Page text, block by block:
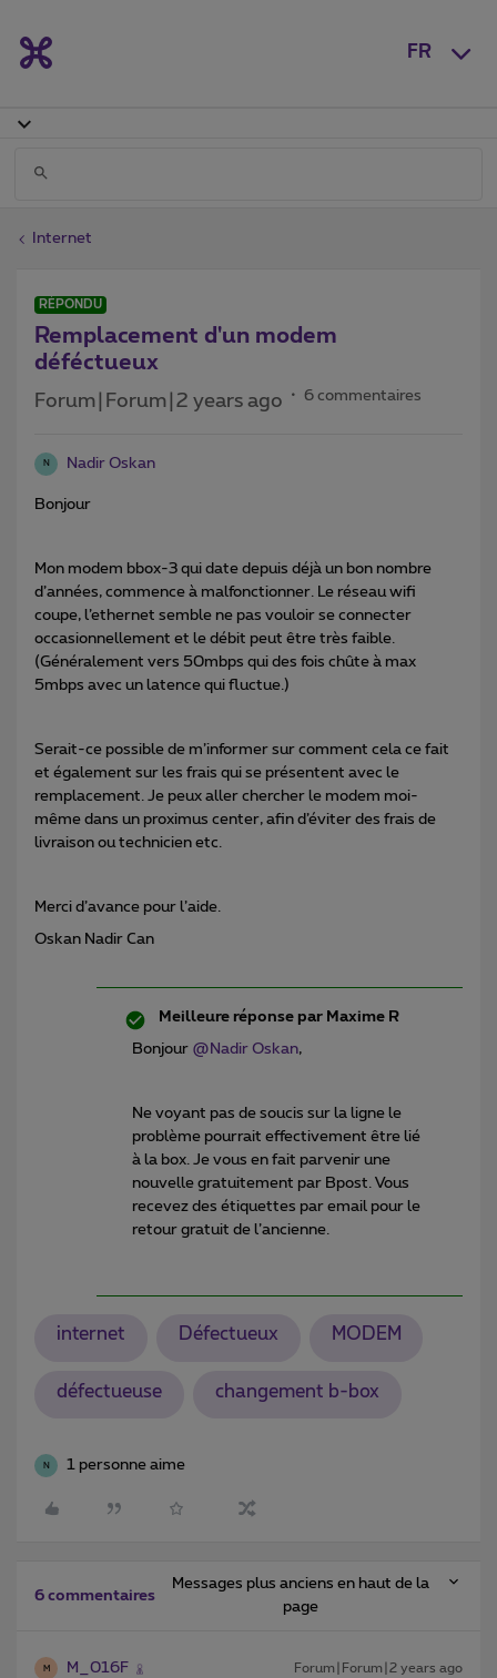
FR
Internet
RÉPONDU
Remplacement d'un modem
déféctueux
Forum|Forum|2 years ago 6 commentaires
N Nadir Oskan
Bonjour
Mon modem bbox-3 qui date depuis déjà un bon nombre
d’années, commence à malfonctionner. Le réseau wifi
coupe, l’ethernet semble ne pas vouloir se connecter
occasionnellement et le débit peut être très faible.
(Généralement vers 50mbps qui des fois chûte à max
5mbps avec un latence qui fluctue.)
Serait-ce possible de m’informer sur comment cela ce fait
et également sur les frais qui se présentent avec le
remplacement. Je peux aller chercher le modem moi-
même dans un proximus center, afin d’éviter des frais de
livraison ou technicien etc.
Merci d’avance pour l’aide.
Oskan Nadir Can
Meilleure réponse par Maxime R
Bonjour @Nadir Oskan,
Ne voyant pas de soucis sur la ligne le
problème pourrait effectivement être lié
à la box. Je vous en fait parvenir une
nouvelle gratuitement par Bpost. Vous
recevez des étiquettes par email pour le
retour gratuit de l’ancienne.
internet Défectueux MODEM
défectueuse changement b-box
N 1 personne aime
6 commentaires
Messages plus anciens en haut de la
page
M M_016F Forum|Forum|2 years ago